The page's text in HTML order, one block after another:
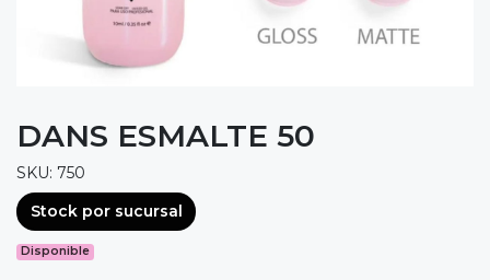
DANS ESMALTE 50
SKU: 750
Stock por sucursal
Disponible